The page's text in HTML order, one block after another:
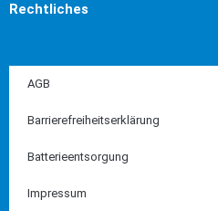
Rechtliches
AGB
Barrierefreiheitserklärung
Batterieentsorgung
Impressum